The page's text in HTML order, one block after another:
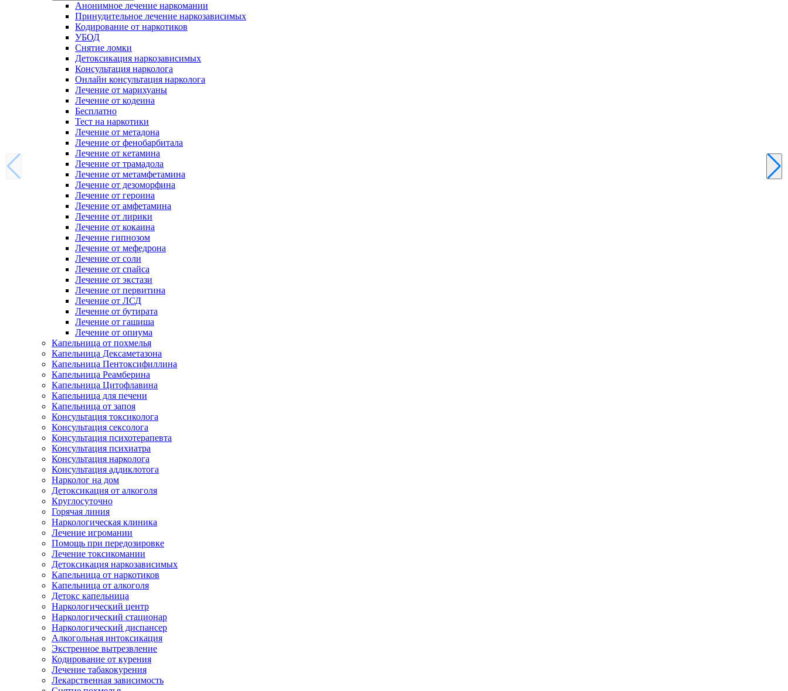
Анонимное лечение наркомании
Принудительное лечение наркозависимых
Кодирование от наркотиков
УБОД
Снятие ломки
Детоксикация наркозависимых
Консультация нарколога
Онлайн консультация нарколога
Лечение от марихуаны
Лечение от кодеина
Бесплатно
Тест на наркотики
Лечение от метадона
Лечение от фенобарбитала
Лечение от кетамина
Лечение от трамадола
Лечение от метамфетамина
Лечение от дезоморфина
Лечение от героина
Лечение от амфетамина
Лечение от лирики
Лечение от кокаина
Лечение гипнозом
Лечение от мефедрона
Лечение от соли
Лечение от спайса
Лечение от экстази
Лечение от первитина
Лечение от ЛСД
Лечение от бутирата
Лечение от гашиша
Лечение от опиума
Капельница от похмелья
Капельница Дексаметазона
Капельница Пентоксифиллина
Капельница Реамберина
Капельница Цитофлавина
Капельница для печени
Капельница от запоя
Консультация токсиколога
Консультация сексолога
Консультация психотерапевта
Консультация психиатра
Консультация нарколога
Консультация аддиклотога
Нарколог на дом
Детоксикация от алкоголя
Круглосуточно
Горячая линия
Наркологическая клиника
Лечение игромании
Помощь при передозировке
Лечение токсикомании
Детоксикация наркозависимых
Капельница от наркотиков
Капельница от алкоголя
Детокс капельница
Наркологический центр
Наркологический стационар
Наркологический диспансер
Алкогольная интоксикация
Экстренное вытрезвление
Кодирование от курения
Лечение табакокурения
Лекарственная зависимость